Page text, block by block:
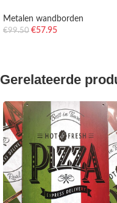
Metalen wandborden
€99.50 €57.95
Gerelateerde